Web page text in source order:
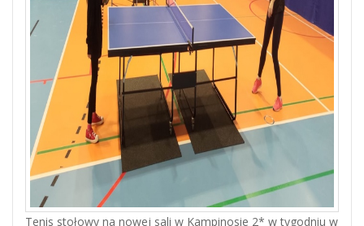
Tenis stołowy na nowej sali w Kampinosie 2* w tygodniu w